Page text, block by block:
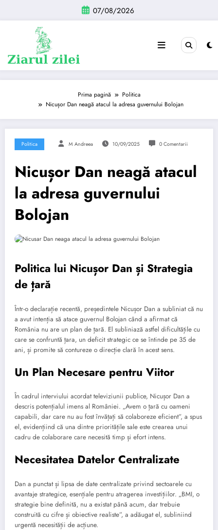
conținut
07/08/2026
Prima pagină
Politica
Nicușor Dan neagă atacul la adresa guvernului Bolojan
Politica M Andreea 10/09/2025 0 Comentarii
Nicușor Dan neagă atacul
la adresa guvernului
Bolojan
Politica lui Nicușor Dan și Strategia
de țară
Într-o declarație recentă, președintele Nicușor Dan a subliniat că nu
a avut intenția să atace guvernul Bolojan când a afirmat că
România nu are un plan de țară. El subliniază astfel dificultățile cu
care se confruntă țara, un deficit strategic ce se întinde pe 35 de
ani, și promite să contureze o direcție clară în acest sens.
Un Plan Necesare pentru Viitor
În cadrul interviului acordat televiziunii publice, Nicușor Dan a
descris potențialul imens al României. „Avem o țară cu oameni
capabili, dar care nu au fost învățați să colaboreze eficient”, a spus
el, evidențiind că una dintre prioritățile sale este crearea unui
cadru de colaborare care necesită timp și efort intens.
Necesitatea Datelor Centralizate
Dan a punctat și lipsa de date centralizate privind sectoarele cu
avantaje strategice, esențiale pentru atragerea investițiilor. „BMI, o
strategie bine definită, nu a existat până acum, dar trebuie
construită cu cifre și obiective realiste”, a adăugat el, subliniind
urgentă necesității de acțiune.